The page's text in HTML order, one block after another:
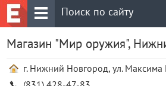
Магазин "Мир оружия",
г. Нижний Новгород, ул. Максима